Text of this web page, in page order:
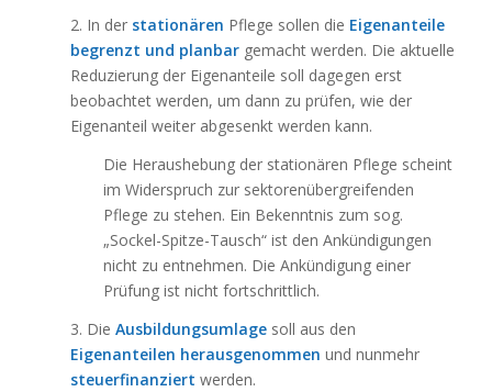
2. In der stationären Pflege sollen die Eigenanteile
begrenzt und planbargemacht werden. Die aktuelle
Reduzierung der Eigenanteile soll dagegen erst
beobachtet werden, um dann zu prüfen, wie der
Eigenanteil weiter abgesenkt werden kann.
Die Heraushebung der stationären Pflege scheint
im Widerspruch zur sektorenübergreifenden
Pflege zu stehen. Ein Bekenntnis zum sog.
„Sockel-Spitze-Tausch“ ist den Ankündigungen
nicht zu entnehmen. Die Ankündigung einer
Prüfung ist nicht fortschrittlich.
3. Die Ausbildungsumlagesoll aus den
Eigenanteilen herausgenommen und nunmehr
steuerfinanziert werden.